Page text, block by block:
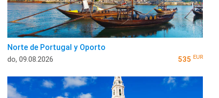
Norte de Portugal y Oporto
do, 09.08.2026 535 EUR